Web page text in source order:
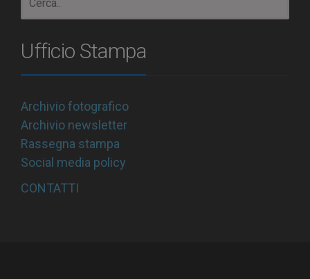
Ufficio Stampa
Archivio fotografico
Archivio newsletter
Rassegna stampa
Social media policy
CONTATTI